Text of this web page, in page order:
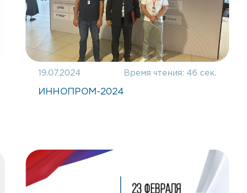
19.07.2024 Время чтения:46 сек.
ИННОПРОМ-2024